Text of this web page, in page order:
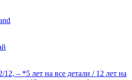
12, – *5 лет на все детали / 12 лет на